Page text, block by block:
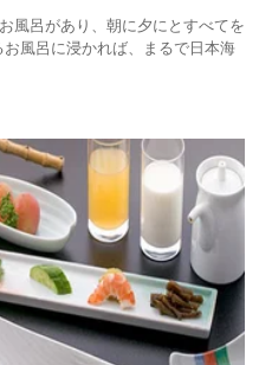
風呂があり、朝に夕にとすべてを
風呂に浸かれば、まるで日本海